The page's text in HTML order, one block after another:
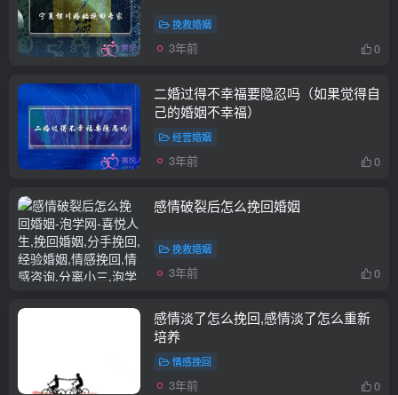
挽救婚姻
3年前 0
二婚过得不幸福要隐忍吗（如果觉得自
己的婚姻不幸福）
经营婚姻
3年前 0
感情破裂后怎么挽回婚姻
挽救婚姻
3年前 0
感情淡了怎么挽回,感情淡了怎么重新
培养
情感挽回
3年前 0